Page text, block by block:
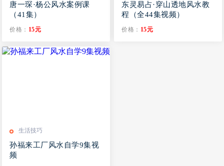
唐一琛·杨公风水案例课
（41集）
价格： 15元
东灵易占·穿山透地风水教
程（全44集视频）
价格： 15元
生活技巧
孙福来工厂风水自学9集视
频